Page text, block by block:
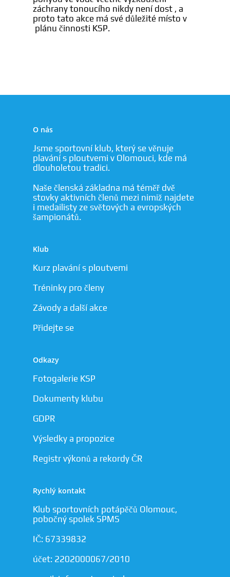
záchrany tonoucího nikdy není dost , a
proto tato akce má své důležité místo v
plánu činnosti KSP.
O nás
Jsme sportovní klub, který se věnuje
plavání s ploutvemi v Olomouci, kde má
dlouholetou tradici.
Naše členská základna má téměř dvě
stovky aktivních členů mezi nimiž najdete
i medailisty ze světových a evropských
šampionátů.
Klub
Kurz plavání s ploutvemi
Tréninky pro členy
Závody a další akce
Přidejte se
Odkazy
Fotogalerie KSP
Dokumenty klubu
GDPR
Výsledky a propozice
Registr výkonů a rekordy ČR
Rychlý kontakt
Klub sportovních potápěčů Olomouc,
pobočný spolek SPMS
IČ: 67339832
účet: 2202000067/2010
Kalendář
Trenéři KSP
Rekordy
Disciplíny
Plavání s ploutvemi
Bi-fins
Distanční plavání s
Historie
Historie plavání s
Odkazy
Kontakty
Příměstský tábor
Přihlášení